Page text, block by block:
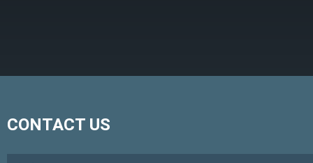
CONTACT US